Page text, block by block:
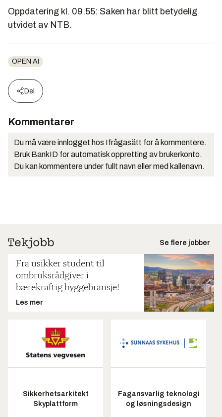
Oppdatering kl. 09.55: Saken har blitt betydelig
utvidet av NTB.
OPEN AI
Del
Kommentarer
Du må være innlogget hos Ifrågasätt for å kommentere.
Bruk BankID for automatisk oppretting av brukerkonto.
Du kan kommentere under fullt navn eller med kallenavn.
Se flere jobber
Fra usikker student til
ombruksrådgiver i
bærekraftig byggebransje!
Les mer
Sikkerhetsarkitekt
Skyplattform
Fagansvarlig teknologi
og løsningsdesign